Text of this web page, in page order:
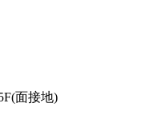
面接地)